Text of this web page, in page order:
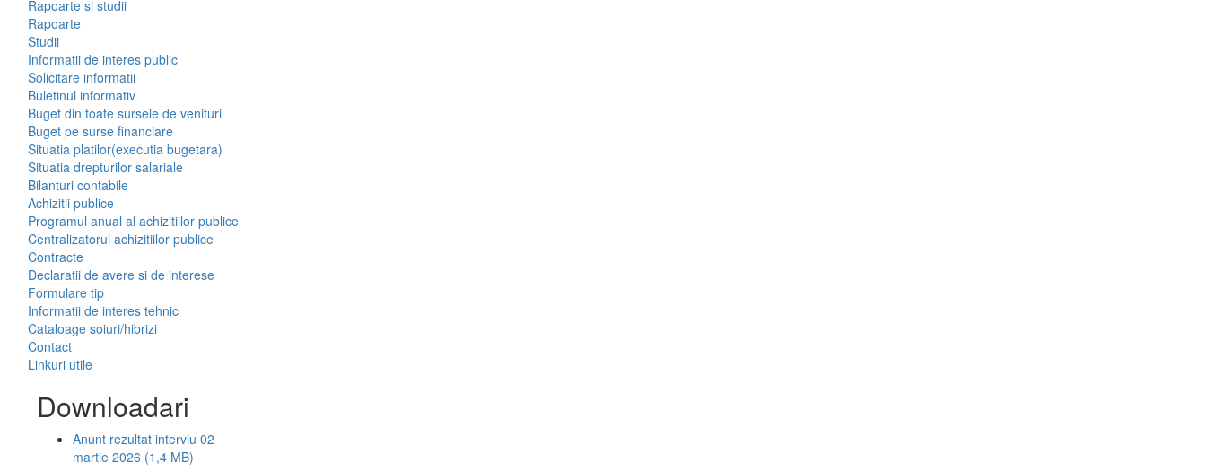
Rapoarte si studii
Rapoarte
Studii
Informatii de interes public
Solicitare informatii
Buletinul informativ
Buget din toate sursele de venituri
Buget pe surse financiare
Situatia platilor(executia bugetara)
Situatia drepturilor salariale
Bilanturi contabile
Achizitii publice
Programul anual al achizitiilor publice
Centralizatorul achizitiilor publice
Contracte
Declaratii de avere si de interese
Formulare tip
Informatii de interes tehnic
Cataloage soiuri/hibrizi
Contact
Linkuri utile
Downloadari
Anunt rezultat interviu 02
martie 2026 (1,4 MB)